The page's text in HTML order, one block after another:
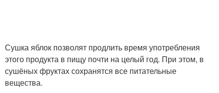
Сушка яблок позволят продлить время употребления
этого продукта в пищу почти на целый год. При этом, в
сушёных фруктах сохранятся все питательные
вещества.